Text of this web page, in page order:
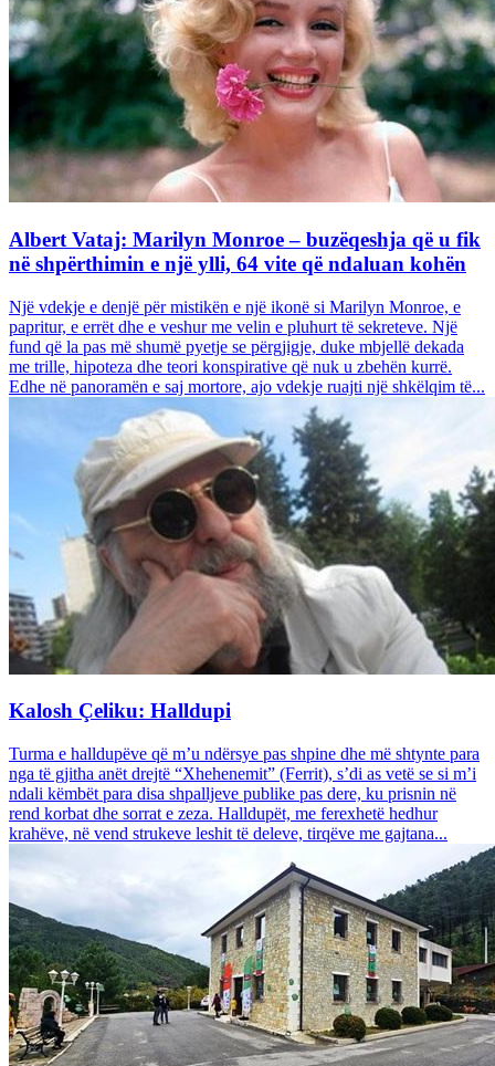
Albert Vataj: Marilyn Monroe – buzëqeshja që u fik
në shpërthimin e një ylli, 64 vite që ndaluan kohën
Një vdekje e denjë për mistikën e një ikonë si Marilyn Monroe, e
papritur, e errët dhe e veshur me velin e pluhurt të sekreteve. Një
fund që la pas më shumë pyetje se përgjigje, duke mbjellë dekada
me trille, hipoteza dhe teori konspirative që nuk u zbehën kurrë.
Edhe në panoramën e saj mortore, ajo vdekje ruajti një shkëlqim të...
Kalosh Çeliku: Halldupi
Turma e halldupëve që m’u ndërsye pas shpine dhe më shtynte para
nga të gjitha anët drejtë “Xhehenemit” (Ferrit), s’di as vetë se si m’i
ndali këmbët para disa shpalljeve publike pas dere, ku prisnin në
rend korbat dhe sorrat e zeza. Halldupët, me ferexhetë hedhur
krahëve, në vend strukeve leshit të deleve, tirqëve me gajtana...